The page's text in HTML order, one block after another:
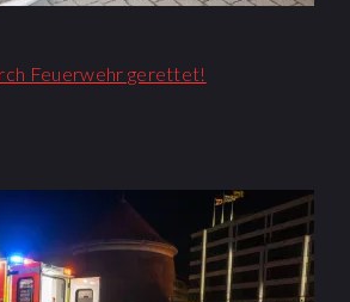
Feuerwehr gerettet!